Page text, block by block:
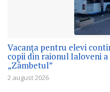
Vacanța pentru elevi
copii din raionul Ialoveni
„Zâmbetul”
2 august 2026